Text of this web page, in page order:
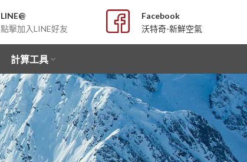
LINE@
點擊加入LINE好友
Facebook
沃特奇-新鮮空氣
計算工具